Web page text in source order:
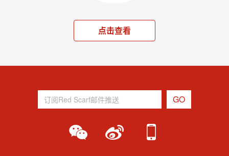
点击查看